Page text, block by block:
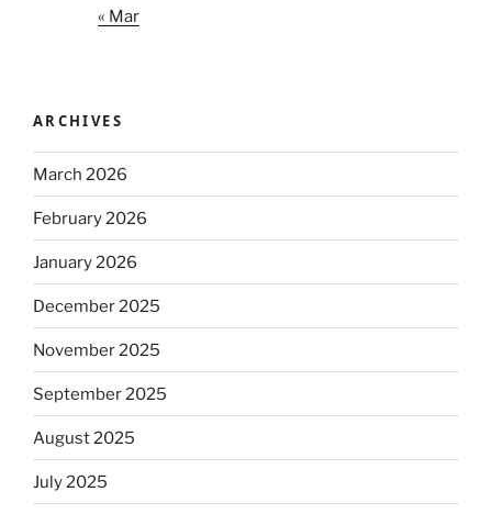
« Mar
ARCHIVES
March 2026
February 2026
January 2026
December 2025
November 2025
September 2025
August 2025
July 2025